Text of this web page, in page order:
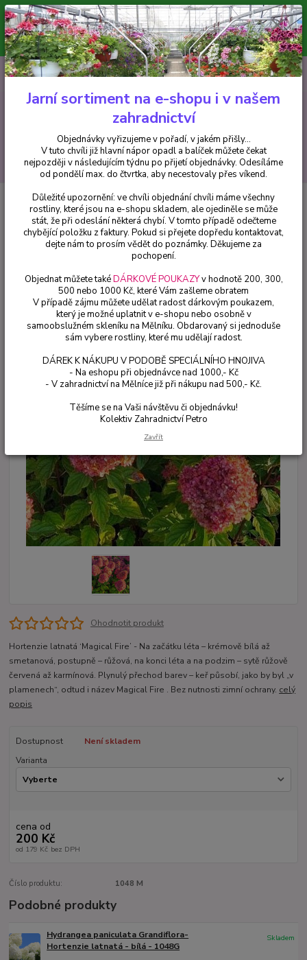
Minimální hodnota pro odeslání z e-shopu je 300 Kč.
V tuto chvíli již hlavní nápor objednávek opadl a balíček můžete čekat
nejpozději v následujícím týdnu po přijetí objednávky. Objednávky
vyřizujeme v pořadí, v jakém přišly...
CZK
Hledat
+420 602 223 614 0ks
za0 Kč
Okrasné keře
Hydrangea paniculata - latnatá - Magical Fire -
1048M
Hydrangea paniculata - latnatá -
Magical Fire - 1048M
Ohodnotit produkt
Hortenzie latnatá ‘Magical Fire’ - Na začátku léta – krémově bílá až
smetanová, postupně – růžová, na konci léta a na podzim – sytě růžově
červená až karmínová. Plynulý přechod barev – keř působí, jako by byl „v
plamenech“, odtud i název Magical Fire . Bez nutnosti zimní ochrany. celý
popis
Dostupnost
Není skladem
Varianta
cena od
200 Kč
od 179 Kč bez DPH
Číslo produktu: 1048 M
Podobné produkty
Hydrangea paniculata Grandiflora-
Hortenzie latnatá - bílá - 1048G
Skladem
Jarní sortiment na e-shopu i v našem
zahradnictví
Objednávky vyřizujeme v pořadí, v jakém přišly...
V tuto chvíli již hlavní nápor opadl a balíček můžete čekat
nejpozději v následujícím týdnu po přijetí objednávky. Odesíláme
od pondělí max. do čtvrtka, aby necestovaly přes víkend.
Důležité upozornění: ve chvíli objednání chvíli máme všechny
rostliny, které jsou na e-shopu skladem, ale ojediněle se může
stát, že při odeslání některá chybí. V tomto případě odečteme
chybějící položku z faktury. Pokud si přejete dopředu kontaktovat,
dejte nám to prosím vědět do poznámky. Děkujeme za
pochopení.
Objednat můžete takéDÁRKOVÉ POUKAZYv hodnotě 200, 300,
500 nebo 1000 Kč, které Vám zašleme obratem
V případě zájmu můžete udělat radost dárkovým poukazem,
který je možné uplatnit v e-shopu nebo osobně v
samoobslužném skleníku na Mělníku. Obdarovaný si jednoduše
sám vybere rostliny, které mu udělají radost.
DÁREK K NÁKUPU V PODOBĚ SPECIÁLNÍHO HNOJIVA
- Na eshopu při objednávce nad 1000,- Kč
- V zahradnictví na Mělníce již při nákupu nad 500,- Kč.
Těšíme se na Vaši návštěvu či objednávku!
Kolektiv Zahradnictví Petro
Zavřít